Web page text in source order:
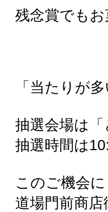
残念賞でも
「当たりが
抽選会場は「
抽選時間は
このご機会に
道場門前商